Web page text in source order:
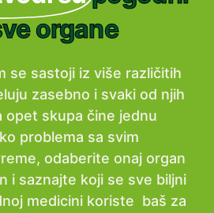
organe
se sastoji iz više različitih
zasebno i svaki od njih
opet skupa čine jednu
problema sa svim
odaberite onaj organ
i saznajte koji se sve biljni
medicini koriste baš za